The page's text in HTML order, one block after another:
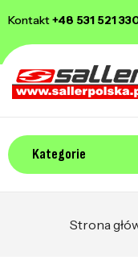
Kontakt+48 531 521
Kategorie
Strona